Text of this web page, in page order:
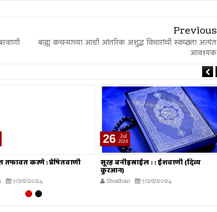
Previous
बाह्य कचऱ्याच्या आधी आंतरिक अशुद्ध विचारांची स्वच्छता अत्यंत
आवश्यक
: : ईशवाणी (दिव्य
7/26/2024
19 Jul
2024
चोरी : : प्रेषितवाणी (हदीस)
Shodhan